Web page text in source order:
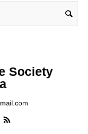
Society